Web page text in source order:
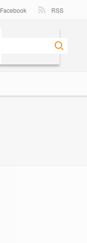
Facebook RSS